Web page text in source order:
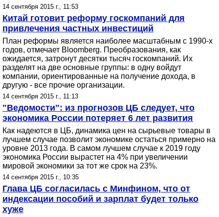
14 сентября 2015 г., 11:53
Китай готовит реформу госкомпаний для
привлечения частных инвестиций
План реформы является наиболее масштабным с 1990-х
годов, отмечает Bloomberg. Преобразования, как
ожидается, затронут десятки тысяч госкомпаний. Их
разделят на две основные группы: в одну войдут
компании, ориентированные на получение дохода, в
другую - все прочие организации.
14 сентября 2015 г., 11:13
"Ведомости": из прогнозов ЦБ следует, что
экономика России потеряет 6 лет развития
Как надеются в ЦБ, динамика цен на сырьевые товары в
лучшем случае позволит экономике остаться примерно на
уровне 2013 года. В самом лучшем случае к 2019 году
экономика России вырастет на 4% при увеличении
мировой экономики за тот же срок на 23%.
14 сентября 2015 г., 10:35
Глава ЦБ согласилась с Минфином, что от
индексации пособий и зарплат будет только
хуже